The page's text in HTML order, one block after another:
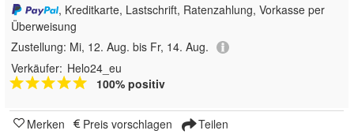
, Kreditkarte, Lastschrift, Ratenzahlung, Vorkasse per
Überweisung
Zustellung: Mi, 12. Aug. bis Fr, 14. Aug.
Verkäufer: Helo24_eu
100% positiv
Merken Preis vorschlagen Teilen